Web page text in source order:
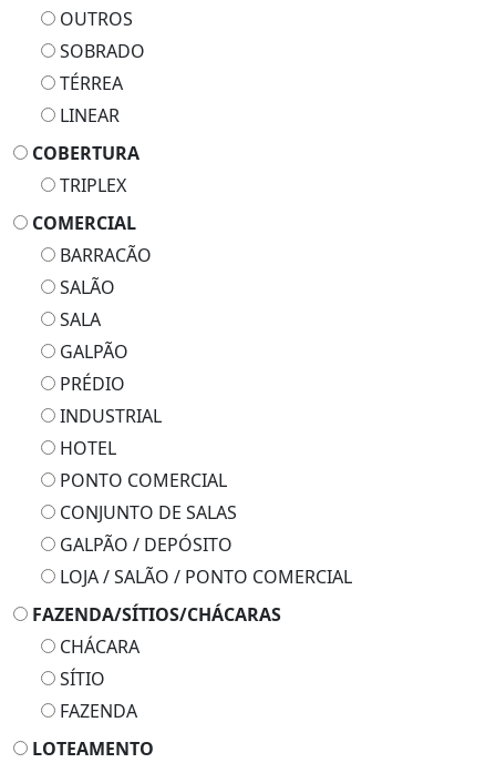
OUTROS
SOBRADO
TÉRREA
LINEAR
COBERTURA
TRIPLEX
COMERCIAL
BARRACÃO
SALÃO
SALA
GALPÃO
PRÉDIO
INDUSTRIAL
HOTEL
PONTO COMERCIAL
CONJUNTO DE SALAS
GALPÃO / DEPÓSITO
LOJA / SALÃO / PONTO COMERCIAL
FAZENDA/SÍTIOS/CHÁCARAS
CHÁCARA
SÍTIO
FAZENDA
LOTEAMENTO